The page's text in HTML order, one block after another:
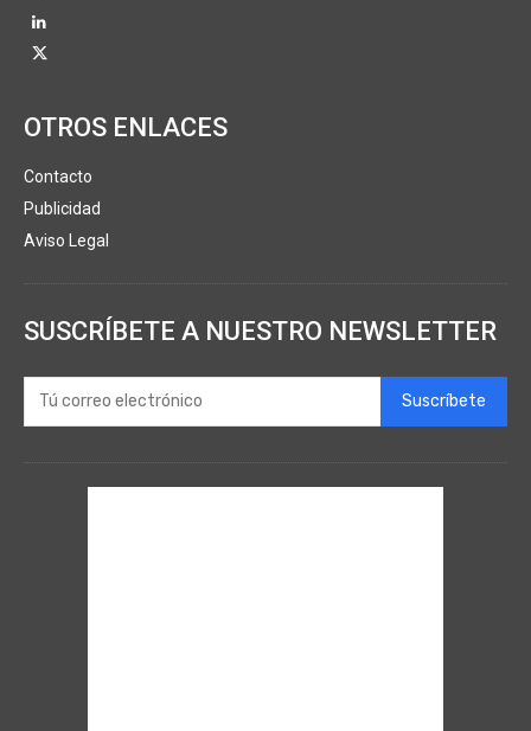
OTROS ENLACES
Contacto
Publicidad
Aviso Legal
SUSCRÍBETE A NUESTRO NEWSLETTER
Suscríbete